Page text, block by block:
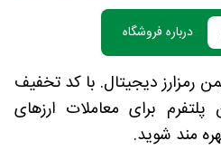
درباره فروشگاه
رمزارز دیجیتال. با کد تخفیف
برای معاملات ارزهای
مند شوید.